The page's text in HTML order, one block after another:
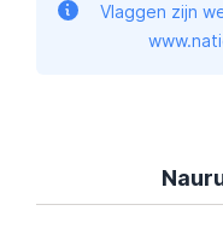
Vlaggen zijn